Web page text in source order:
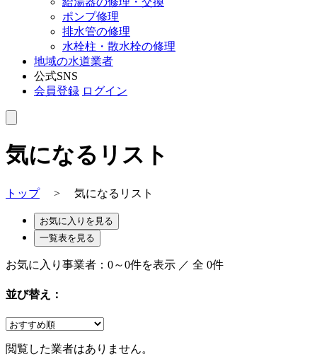
ポンプ修理
排水管の修理
水栓柱・散水栓の修理
地域の水道業者
公式SNS
会員登録 ログイン
気になるリスト
トップ> 気になるリスト
お気に入りを見る
一覧表を見る
お気に入り事業者： 0～0件を表示 ／ 全 0件
並び替え：
閲覧した業者はありません。